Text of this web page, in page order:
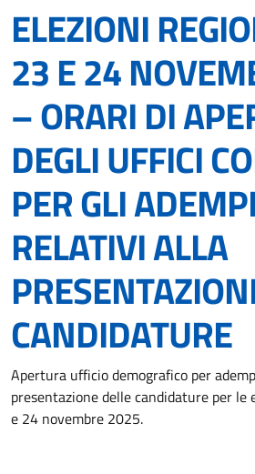
ELEZIONI
23 E 24
– ORARI DI
DEGLI UFFICI
PER GLI
RELATIVI ALLA
CANDIDATURE
Dettagli della
Apertura ufficio demografico per
presentazione delle candidature per le
e 24 novembre 2025.